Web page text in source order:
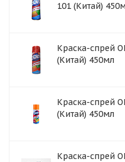
101 (Китай)
Краска-спрей
(Китай) 450мл
Краска-спрей
(Китай) 450мл
Краска-спрей